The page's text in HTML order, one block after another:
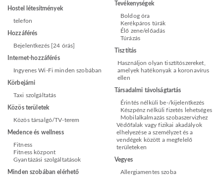
Hostel létesítmények
telefon
Hozzáférés
Bejelentkezés [24 órás]
Internet-hozzáférés
Ingyenes Wi-Fi minden szobában
Körbejárni
Taxi szolgáltatás
Közös területek
Közös társalgó/TV-terem
Medence és wellness
Fitness
Fitness központ
Gyantázási szolgáltatások
Minden szobában elérhető
Tevékenységek
Boldog óra
Kerékpáros túrák
Élő zene/előadás
Túrázás
Tisztítás
Használjon olyan tisztítószereket,
amelyek hatékonyak a koronavírus
ellen
Társadalmi távolságtartás
Érintés nélküli be-/kijelentkezés
Készpénz nélküli fizetés lehetséges
Mobilalkalmazás szobaszervizhez
Védőfalak vagy fizikai akadályok
elhelyezése a személyzet és a
vendégek között a megfelelő
területeken
Vegyes
Allergiamentes szoba